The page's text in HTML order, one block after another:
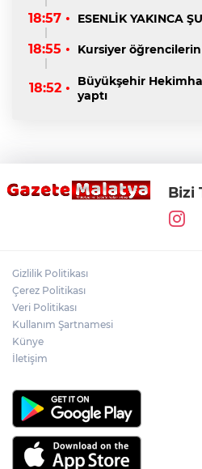
18:57 • ESENLİK YAKINCA
18:55 • Kursiyer
18:52 •
Büyükşehir
yaptı
Bizi
Gizlilik Politikası
Çerez Politikası
Veri Politikası
Kullanım Şartnamesi
Künye
İletişim